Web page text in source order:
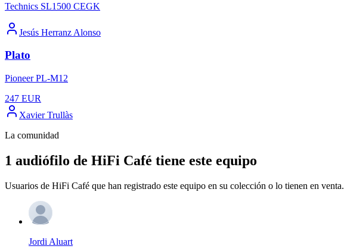
Technics SL1500 CEGK
Jesús Herranz Alonso
Plato
Pioneer PL-M12
247 EUR
Xavier Trullàs
La comunidad
1 audiófilo de HiFi Café tiene este equipo
Usuarios de HiFi Café que han registrado este equipo en su colección o lo tienen en venta.
Jordi Aluart